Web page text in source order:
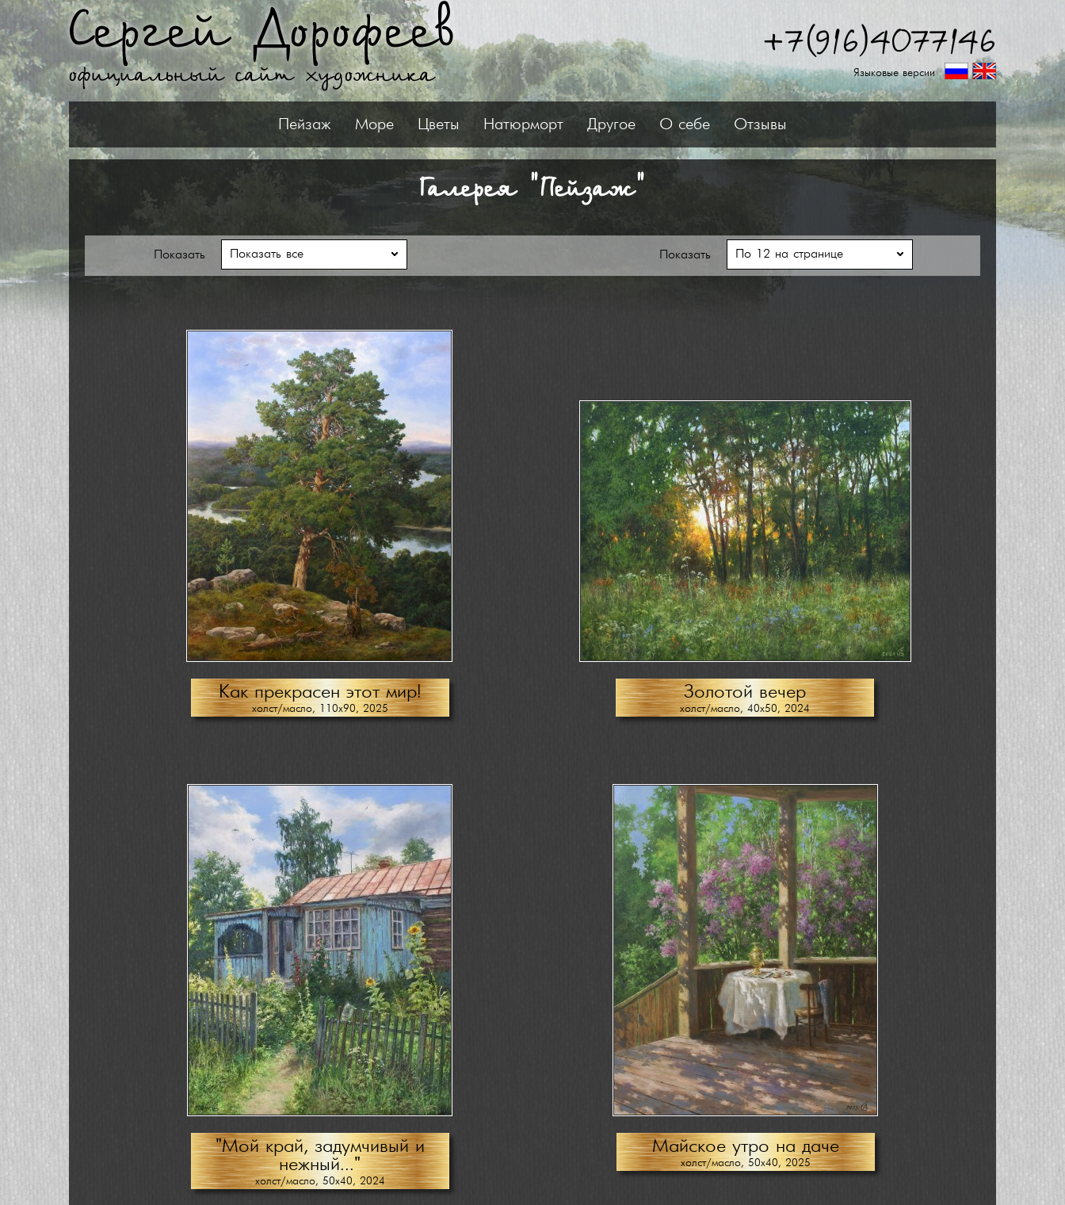
Сергей Дорофеев
официальный сайт художника
+7(916)4077146
Языковые версии
Пейзаж Море Цветы Натюрморт Другое О себе Отзывы
Галерея "Пейзаж"
Показать Показать
Как прекрасен этот мир!
холст/масло, 110х90, 2025
Золотой вечер
холст/масло, 40х50, 2024
"Мой край, задумчивый и
нежный..."
холст/масло, 50х40, 2024
Майское утро на даче
холст/масло, 50х40, 2025